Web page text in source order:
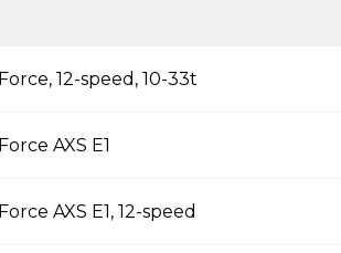
12-speed, 10-33t
AXS E1
AXS E1, 12-speed